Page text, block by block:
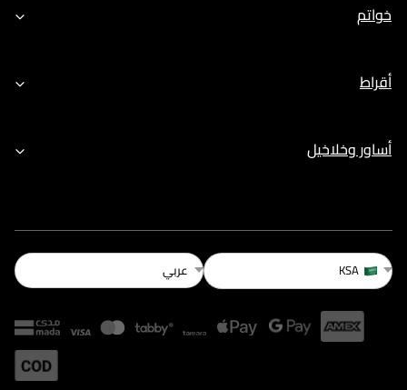
خواتم
أقراط
أساور وخلاخيل
KSA عربي